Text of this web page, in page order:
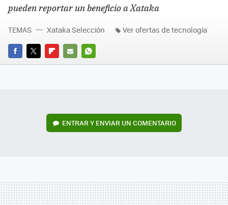
pueden reportar un beneficio a Xataka
FACEBOOK
TWITTERFLIPBOARD
E-
WHATSAPP
TEMAS Xataka Selección Ver ofertas de tecnología
ENTRAR Y ENVIAR UN COMENTARIO